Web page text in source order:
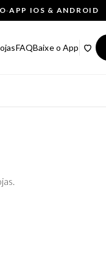
·APP IOS & ANDROID
FAQBaixe o App